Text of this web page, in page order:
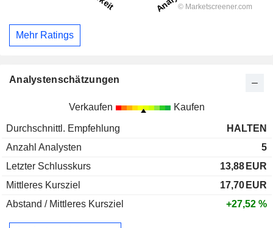
Mehr Ratings
Analystenschätzungen
Verkaufen Kaufen
Durchschnittl. Empfehlung
HALTEN
Anzahl Analysten
5
Letzter Schlusskurs
13,88 EUR
Mittleres Kursziel
17,70 EUR
Abstand / Mittleres Kursziel
+27,52 %